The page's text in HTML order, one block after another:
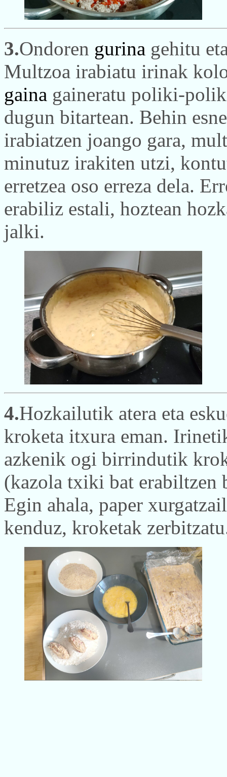
3.Ondoren gurina gehitu
Multzoa irabiatu irinak
gaina gaineratu poliki-
dugun bitartean. Behin
irabiatzen joango gara,
minutuz irakiten utzi,
erretzea oso erreza dela.
erabiliz estali, hoztean
jalki.
4.Hozkailutik atera eta
kroketa itxura eman.
azkenik ogi birrindutik
(kazola txiki bat erabiltzen
Egin ahala, paper
kenduz, kroketak